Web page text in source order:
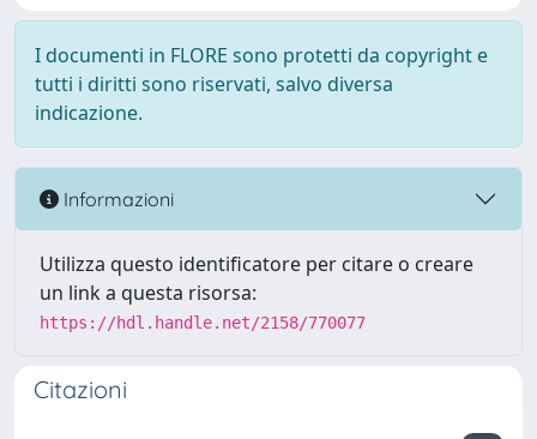
I documenti in FLORE sono protetti da copyright e
tutti i diritti sono riservati, salvo diversa
indicazione.
Informazioni
Utilizza questo identificatore per citare o creare
un link a questa risorsa:
https://hdl.handle.net/2158/770077
Citazioni